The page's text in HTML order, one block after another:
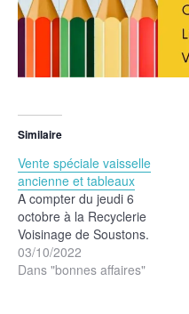
Similaire
Vente spéciale vaisselle
ancienne et tableaux
A compter du jeudi 6
octobre à la Recyclerie
Voisinage de Soustons.
03/10/2022
Dans "bonnes affaires"